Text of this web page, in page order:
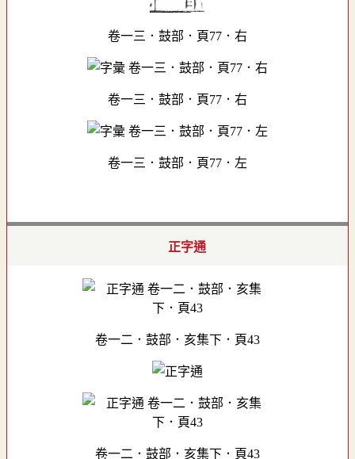
卷一三．鼓部．頁77．右
卷一三．鼓部．頁77．右
卷一三．鼓部．頁77．左
正字通
卷一二．鼓部．亥集下．頁43
卷一二．鼓部．亥集下．頁43